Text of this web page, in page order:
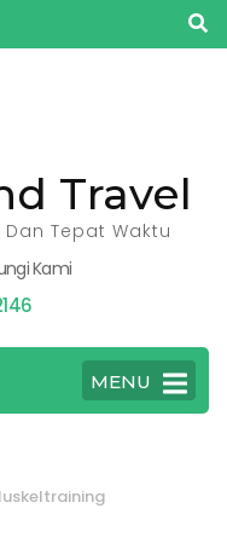
Travel
Tepat Waktu
Kami
MENU